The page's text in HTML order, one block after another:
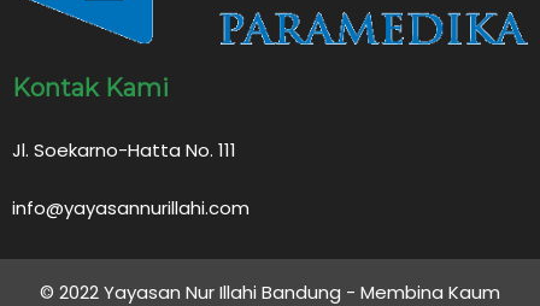
Kontak Kami
Jl. Soekarno-Hatta No. 111
info@yayasannurillahi.com
© 2022 Yayasan Nur Illahi Bandung - Membina Kaum